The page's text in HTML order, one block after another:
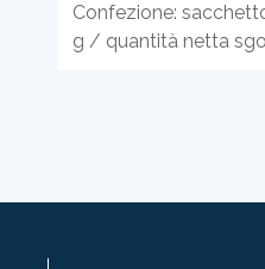
Confezione:
g / quantità netta